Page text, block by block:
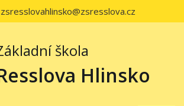
zsresslovahlinsko@zsresslova.cz
škola
Hlinsko